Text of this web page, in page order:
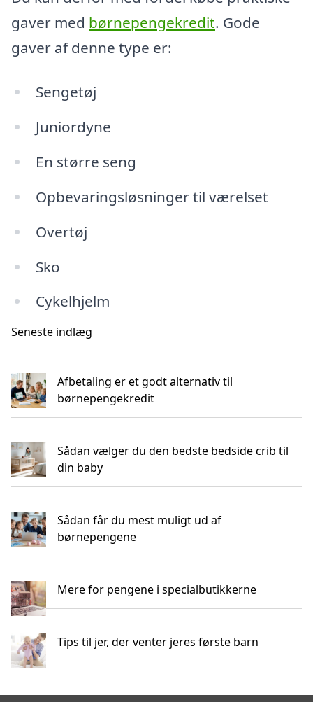
gaver med børnepengekredit. Gode
gaver af denne type er:
Sengetøj
Juniordyne
En større seng
Opbevaringsløsninger til værelset
Overtøj
Sko
Cykelhjelm
Seneste indlæg
Afbetaling er et godt alternativ til
børnepengekredit
Sådan vælger du den bedste bedside crib til
din baby
Sådan får du mest muligt ud af
børnepengene
Mere for pengene i specialbutikkerne
Tips til jer, der venter jeres første barn